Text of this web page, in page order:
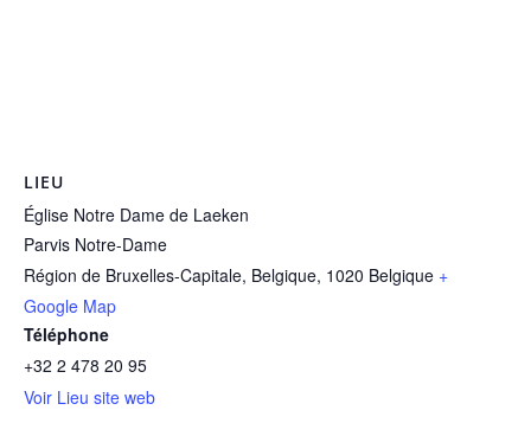
LIEU
Église Notre Dame de Laeken
Parvis Notre-Dame
Région de Bruxelles-Capitale, Belgique, 1020 Belgique +
Google Map
Téléphone
+32 2 478 20 95
Voir Lieu site web